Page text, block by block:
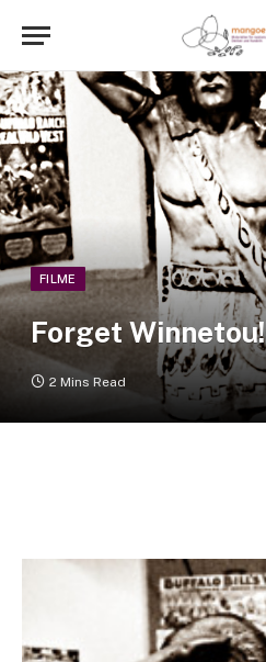
FILME
Forget Winnetou!
2 Mins Read